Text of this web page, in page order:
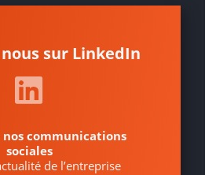
sur LinkedIn
nos communications
sociales
de l’entreprise